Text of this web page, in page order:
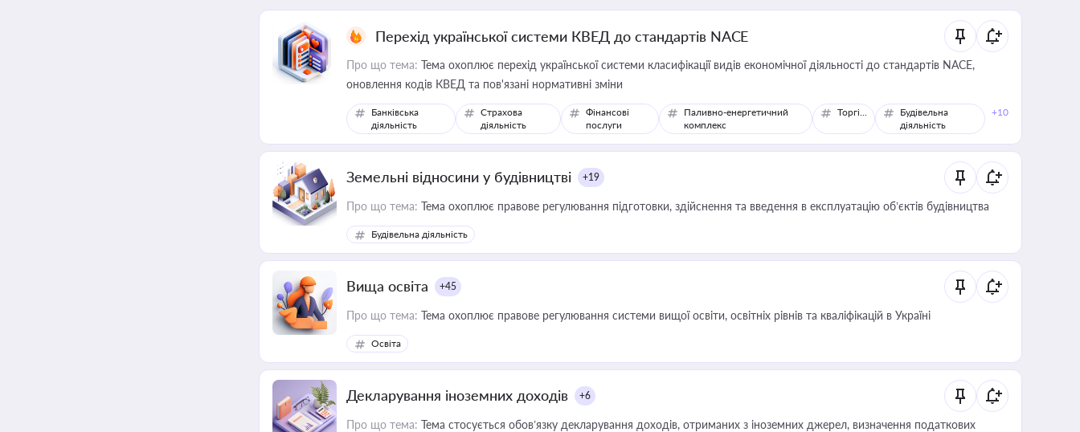
Перехід української системи КВЕД до стандартів NACE
Про що тема: Тема охоплює перехід української системи класифікації видів економічної діяльності до стандартів NACE,
оновлення кодів КВЕД та пов'язані нормативні зміни
Банківська
діяльність
Страхова
діяльність
Фінансові
послуги
Паливно-енергетичний
комплекс
Торгівля
Будівельна
діяльність
+10
Земельні відносини у будівництві +19
Про що тема: Тема охоплює правове регулювання підготовки, здійснення та введення в експлуатацію об’єктів будівництва
Будівельна діяльність
Вища освіта +45
Про що тема: Тема охоплює правове регулювання системи вищої освіти, освітніх рівнів та кваліфікацій в Україні
Освіта
Декларування іноземних доходів +6
Про що тема: Тема стосується обов’язку декларування доходів, отриманих з іноземних джерел, визначення податкових